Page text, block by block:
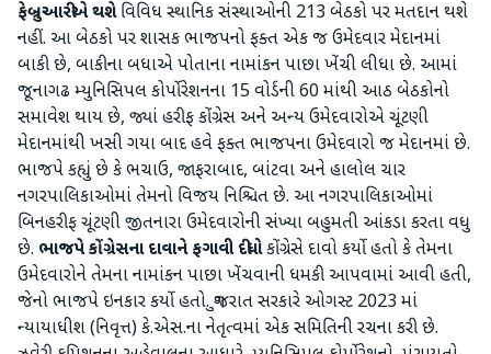
ફેબ્રુઆરીએ થશેવિવિધ સ્થાનિક સંસ્થાઓની 213 બેઠકો પર મતદાન થશે
નહીં. આ બેઠકો પર શાસક ભાજપનો ફક્ત એક જ ઉમેદવાર મેદાનમાં
બાકી છે, બાકીના બધાએ પોતાના નામાંકન પાછા ખેંચી લીધા છે. આમાં
જૂનાગઢ મ્યુનિસિપલ કોર્પોરેશનના 15 વોર્ડની 60 માંથી આઠ બેઠકોનો
સમાવેશ થાય છે, જ્યાં હરીફ કોંગ્રેસ અને અન્ય ઉમેદવારોએ ચૂંટણી
મેદાનમાંથી ખસી ગયા બાદ હવે ફક્ત ભાજપના ઉમેદવારો જ મેદાનમાં છે.
ભાજપે કહ્યું છે કે ભચાઉ, જાફરાબાદ, બાંટવા અને હાલોલ ચાર
નગરપાલિકાઓમાં તેમનો વિજય નિશ્ચિત છે. આ નગરપાલિકાઓમાં
બિનહરીફ ચૂંટણી જીતનારા ઉમેદવારોની સંખ્યા બહુમતી આંકડા કરતા વધુ
છે. ભાજપે કોંગ્રેસના દાવાને ફગાવી દીધોકોંગ્રેસે દાવો કર્યો હતો કે તેમના
ઉમેદવારોને તેમના નામાંકન પાછા ખેંચવાની ધમકી આપવામાં આવી હતી,
જેનો ભાજપે ઇનકાર કર્યો હતો. ગુજરાત સરકારે ઓગસ્ટ 2023 માં
ન્યાયાધીશ (નિવૃત્ત) કે.એસ.ના નેતૃત્વમાં એક સમિતિની રચના કરી છે.